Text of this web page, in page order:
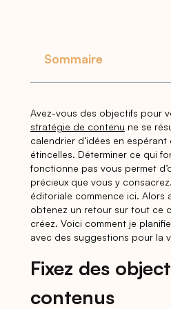
Sommaire
Avez-vous des objectifs pour
stratégie de contenu ne se
calendrier d’idées en espérant
étincelles. Déterminer ce qui
fonctionne pas vous permet
précieux que vous y
éditoriale commence ici. Alors
obtenez un retour sur tout ce
créez. Voici comment je
avec des suggestions pour la
Fixez des
contenus